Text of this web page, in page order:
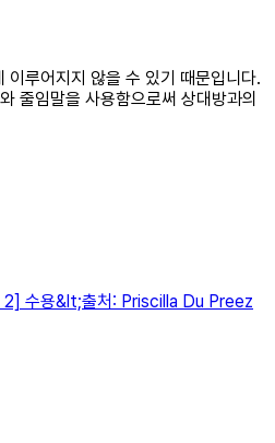
이루어지지 않을 수 있기 때문입니다.
줄임말을 사용함으로써 상대방과의
2] 수용&lt;출처: Priscilla Du Preez